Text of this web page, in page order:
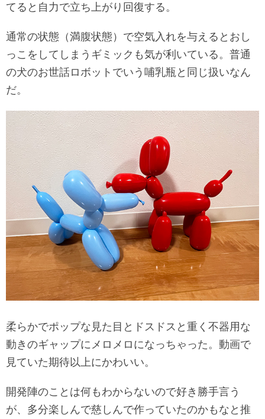
てると自力で立ち上がり回復する。
通常の状態（満腹状態）で空気入れを与えるとおし
っこをしてしまうギミックも気が利いている。普通
の犬のお世話ロボットでいう哺乳瓶と同じ扱いなん
だ。
柔らかでポップな見た目とドスドスと重く不器用な
動きのギャップにメロメロになっちゃった。動画で
見ていた期待以上にかわいい。
開発陣のことは何もわからないので好き勝手言う
が、多分楽しんで慈しんで作っていたのかもなと推